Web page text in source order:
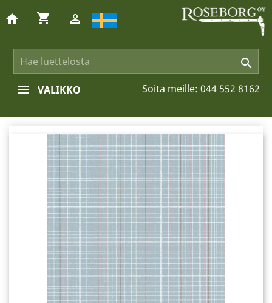

home shopping_cart 
Soita meille: 044 552 8162
VALIKKO